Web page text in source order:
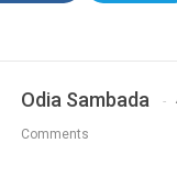
Odia Sambada
Comments